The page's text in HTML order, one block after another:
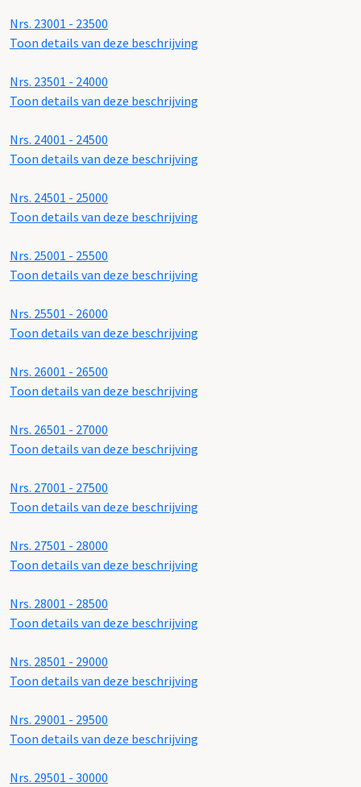
Nrs. 23001 - 23500
Toon details van deze beschrijving
Nrs. 23501 - 24000
Toon details van deze beschrijving
Nrs. 24001 - 24500
Toon details van deze beschrijving
Nrs. 24501 - 25000
Toon details van deze beschrijving
Nrs. 25001 - 25500
Toon details van deze beschrijving
Nrs. 25501 - 26000
Toon details van deze beschrijving
Nrs. 26001 - 26500
Toon details van deze beschrijving
Nrs. 26501 - 27000
Toon details van deze beschrijving
Nrs. 27001 - 27500
Toon details van deze beschrijving
Nrs. 27501 - 28000
Toon details van deze beschrijving
Nrs. 28001 - 28500
Toon details van deze beschrijving
Nrs. 28501 - 29000
Toon details van deze beschrijving
Nrs. 29001 - 29500
Toon details van deze beschrijving
Nrs. 29501 - 30000